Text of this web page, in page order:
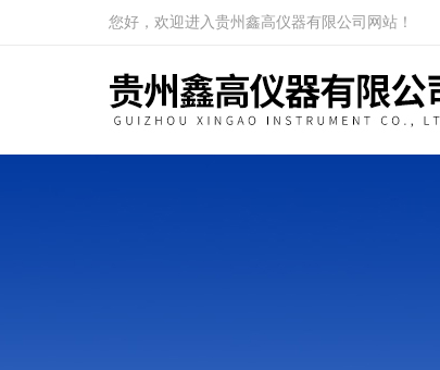
您好，欢迎进入贵州鑫高仪器有限公司网站！